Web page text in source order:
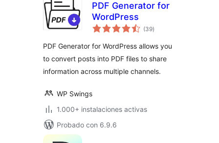
PDF Generator for
WordPress
(39total
de
)
PDF Generator for WordPress allows you
to convert posts into PDF files to share
information across multiple channels.
WP Swings
1.000+ instalaciones activas
Probado con 6.9.6